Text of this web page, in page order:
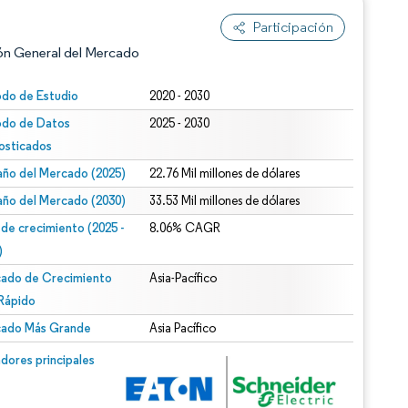
Participación
General del Mercado
de Estudio 2020 - 2030
de Datos
2025 - 2030
del Mercado (2025) 22.76 Mil millones de dólares
del Mercado (2030) 33.53 Mil millones de dólares
de crecimiento (2025 -
8.06% CAGR
de Crecimiento
Asia-Pacífico
Más Grande Asia Pacífico
principales
© Mordor Intelligence. El uso requiere atribución según CC BY 4.0.
CC BY 4.0.